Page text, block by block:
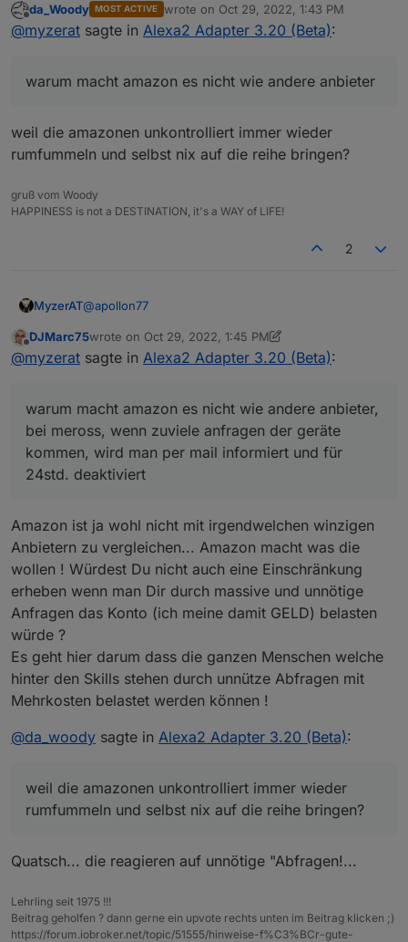
warum macht amazon es nicht wie andere anbieter,
bei meross, wenn zuviele anfragen der geräte
Offline
da_Woody MOST ACTIVE wrote on Oct 29, 2022, 1:43 PM
last edited by
@myzerat sagte in Alexa2 Adapter 3.20 (Beta):
warum macht amazon es nicht wie andere anbieter
weil die amazonen unkontrolliert immer wieder
rumfummeln und selbst nix auf die reihe bringen?
gruß vom Woody
HAPPINESS is not a DESTINATION, it's a WAY of LIFE!
2
MyzerAT@apollon77
warum macht amazon es nicht wie andere anbieter,
bei meross, wenn zuviele anfragen der geräte
Offline
DJMarc75wrote on Oct 29, 2022, 1:45 PM
last edited by DJMarc75 Oct 29, 2022, 4:05 PM
@myzerat sagte in Alexa2 Adapter 3.20 (Beta):
warum macht amazon es nicht wie andere anbieter,
bei meross, wenn zuviele anfragen der geräte
kommen, wird man per mail informiert und für
24std. deaktiviert
Amazon ist ja wohl nicht mit irgendwelchen winzigen
Anbietern zu vergleichen... Amazon macht was die
wollen ! Würdest Du nicht auch eine Einschränkung
erheben wenn man Dir durch massive und unnötige
Anfragen das Konto (ich meine damit GELD) belasten
würde ?
Es geht hier darum dass die ganzen Menschen welche
hinter den Skills stehen durch unnütze Abfragen mit
Mehrkosten belastet werden können !
@da_woody sagte in Alexa2 Adapter 3.20 (Beta):
weil die amazonen unkontrolliert immer wieder
rumfummeln und selbst nix auf die reihe bringen?
Quatsch... die reagieren auf unnötige "Abfragen!...
Lehrling seit 1975 !!!
Beitrag geholfen ? dann gerne ein upvote rechts unten im Beitrag klicken ;)
https://forum.iobroker.net/topic/51555/hinweise-f%C3%BCr-gute-